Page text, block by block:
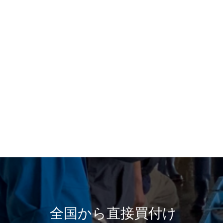
全国から直接買付け